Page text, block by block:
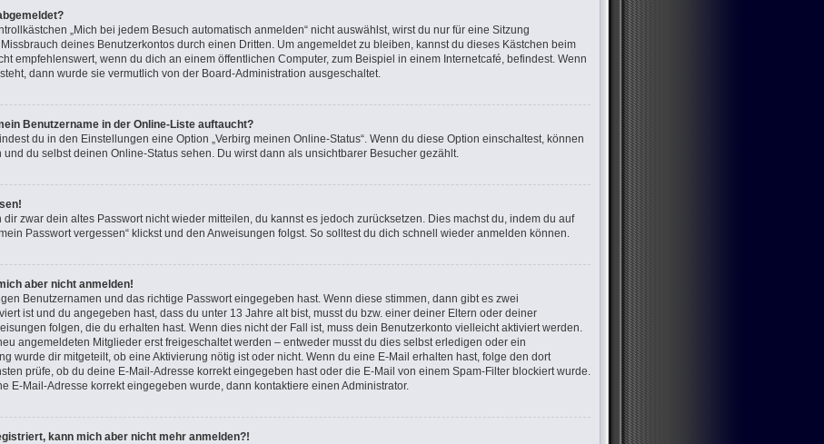
„Mich bei jedem Besuch automatisch anmelden“ nicht auswählst, wirst du nur für eine Sitzung
deines Benutzerkontos durch einen Dritten. Um angemeldet zu bleiben, kannst du dieses Kästchen beim
empfehlenswert, wenn du dich an einem öffentlichen Computer, zum Beispiel in einem Internetcafé, befindest. Wenn
dann wurde sie vermutlich von der Board-Administration ausgeschaltet.
Benutzername in der Online-Liste auftaucht?
du in den Einstellungen eine Option „Verbirg meinen Online-Status“. Wenn du diese Option einschaltest, können
du selbst deinen Online-Status sehen. Du wirst dann als unsichtbarer Besucher gezählt.
dir zwar dein altes Passwort nicht wieder mitteilen, du kannst es jedoch zurücksetzen. Dies machst du, indem du auf
Passwort vergessen“ klickst und den Anweisungen folgst. So solltest du dich schnell wieder anmelden können.
aber nicht anmelden!
Benutzernamen und das richtige Passwort eingegeben hast. Wenn diese stimmen, dann gibt es zwei
ist und du angegeben hast, dass du unter 13 Jahre alt bist, musst du bzw. einer deiner Eltern oder deiner
folgen, die du erhalten hast. Wenn dies nicht der Fall ist, muss dein Benutzerkonto vielleicht aktiviert werden.
angemeldeten Mitglieder erst freigeschaltet werden – entweder musst du dies selbst erledigen oder ein
wurde dir mitgeteilt, ob eine Aktivierung nötig ist oder nicht. Wenn du eine E-Mail erhalten hast, folge den dort
prüfe, ob du deine E-Mail-Adresse korrekt eingegeben hast oder die E-Mail von einem Spam-Filter blockiert wurde.
E-Mail-Adresse korrekt eingegeben wurde, dann kontaktiere einen Administrator.
kann mich aber nicht mehr anmelden?!